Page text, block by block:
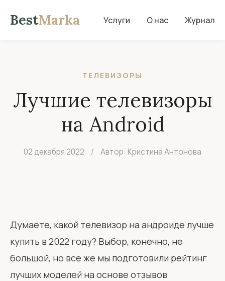
BestMarka Услуги О нас Журнал
ТЕЛЕВИЗОРЫ
Лучшие телевизоры
на Android
02 декабря 2022 / Автор: Кристина Антонова
Думаете, какой телевизор на андроиде лучше
купить в 2022 году? Выбор, конечно, не
большой, но все же мы подготовили рейтинг
лучших моделей на основе отзывов